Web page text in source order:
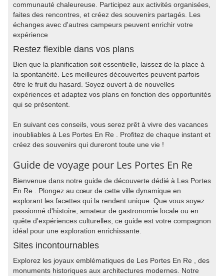
communauté chaleureuse. Participez aux activités organisées,
faites des rencontres, et créez des souvenirs partagés. Les
échanges avec d'autres campeurs peuvent enrichir votre
expérience
Restez flexible dans vos plans
Bien que la planification soit essentielle, laissez de la place à
la spontanéité. Les meilleures découvertes peuvent parfois
être le fruit du hasard. Soyez ouvert à de nouvelles
expériences et adaptez vos plans en fonction des opportunités
qui se présentent.
En suivant ces conseils, vous serez prêt à vivre des vacances
inoubliables à Les Portes En Re . Profitez de chaque instant et
créez des souvenirs qui dureront toute une vie !
Guide de voyage pour Les Portes En Re
Bienvenue dans notre guide de découverte dédié à Les Portes
En Re . Plongez au cœur de cette ville dynamique en
explorant les facettes qui la rendent unique. Que vous soyez
passionné d'histoire, amateur de gastronomie locale ou en
quête d'expériences culturelles, ce guide est votre compagnon
idéal pour une exploration enrichissante.
Sites incontournables
Explorez les joyaux emblématiques de Les Portes En Re , des
monuments historiques aux architectures modernes. Notre